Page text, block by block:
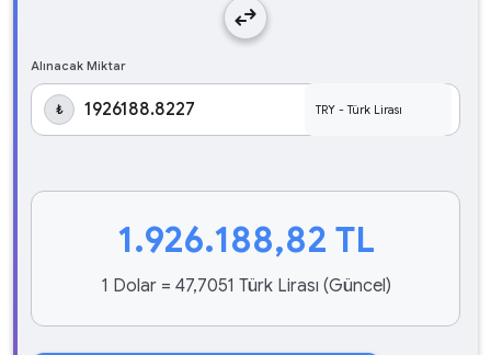
swap_horiz
Alınacak Miktar
₺
1.926.188,82 TL
1 Dolar = 47,7051 Türk Lirası (Güncel)